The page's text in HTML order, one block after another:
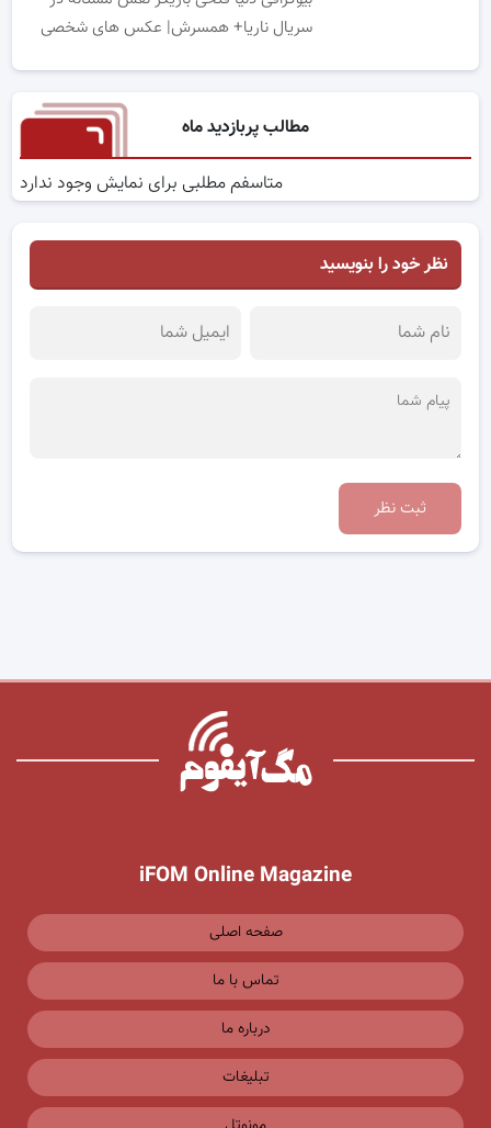
سریال ناریا+ همسرش| عکس های شخصی
مطالب پربازدید ماه
متاسفم مطلبی برای نمایش وجود ندارد
نظر خود را بنویسید
ثبت نظر
iFOM Online Magazine
صفحه اصلی
تماس با ما
درباره ما
تبلیغات